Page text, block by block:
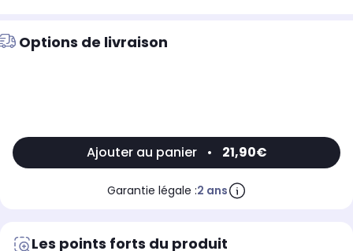
Options de livraison
Ajouter au panier • 21,90€
Garantie légale :2 ans
Les points forts du produit